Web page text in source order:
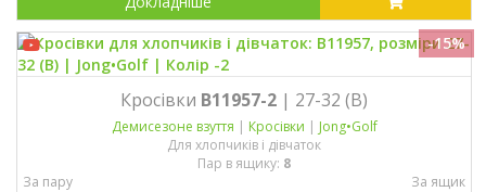
-15%
Кросівки B11957-2 | 27-32 (B)
Демисезонe взуття | Кросівки | Jong•Golf
Для хлопчиків і дівчаток
Пар в ящику: 8
За пару
За ящик